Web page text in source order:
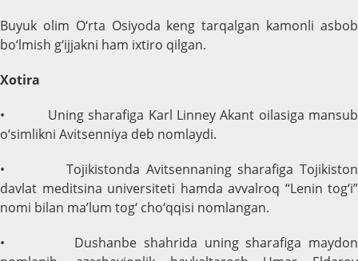
Buyuk olim O‘rta Osiyoda keng tarqalgan kamonli asbob
bo‘lmish g‘ijjakni ham ixtiro qilgan.
Xotira
• Uning sharafiga Karl Linney Akant oilasiga mansub
o‘simlikni Avitsenniya deb nomlaydi.
• Tojikistonda Avitsennaning sharafiga Tojikiston
davlat meditsina universiteti hamda avvalroq “Lenin tog‘i”
nomi bilan ma’lum tog‘ cho‘qqisi nomlangan.
• Dushanbe shahrida uning sharafiga maydon